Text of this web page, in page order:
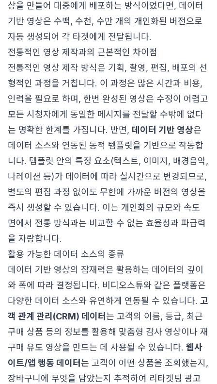
상을 만들어 대중에게 배포하는 방식이었다면, 데이터
기반 영상은 수백, 수천, 수만 개의 개인화된 버전으로
자동 생성되어 각 타겟에게 전달됩니다.
전통적인 영상 제작과의 근본적인 차이점
전통적인 영상 제작 방식은 기획, 촬영, 편집, 배포의 선
형적인 과정을 거칩니다. 이 과정은 많은 시간과 비용,
인력을 필요로 하며, 한번 완성된 영상은 수정이 어렵고
모든 시청자에게 동일한 메시지를 전달할 수밖에 없다
는 명확한 한계를 가집니다. 반면, 데이터 기반 영상은
데이터 소스와 연동된 동적 템플릿을 기반으로 작동합
니다. 템플릿 안의 특정 요소(텍스트, 이미지, 배경음악,
나레이션 등)가 데이터에 따라 실시간으로 변경되므로,
별도의 편집 과정 없이도 무한에 가까운 버전의 영상을
즉시 생성할 수 있습니다. 이는 개인화의 규모와 속도
면에서 전통 방식과는 비교할 수 없는 효율성과 파급력
을 자랑합니다.
활용 가능한 데이터 소스의 종류
데이터 기반 영상의 잠재력은 활용하는 데이터의 깊이
와 폭에 따라 결정됩니다. 비디오스튜와 같은 플랫폼은
다양한 데이터 소스와 유연하게 연동될 수 있습니다. 고
객 관계 관리(CRM) 데이터 는 고객의 이름, 등급, 최근
구매 상품 등의 정보를 활용해 맞춤형 감사 영상이나 재
구매 유도 영상을 만드는 데 사용될 수 있습니다. 웹사
이트/앱 행동 데이터 는 고객이 어떤 상품을 조회했는지,
장바구니에 무엇을 담았는지 추적하여 리타겟팅 광고